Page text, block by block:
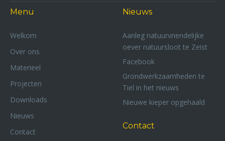
Menu
Welkom
Over ons
Materieel
Projecten
Downloads
Nieuws
Contact
Nieuws
Aanleg natuurvriendelijke
oever natuursloot te Zeist
Facebook
Grondwerkzaamheden te
Tiel in het nieuws
Nieuwe kieper opgehaald
Contact